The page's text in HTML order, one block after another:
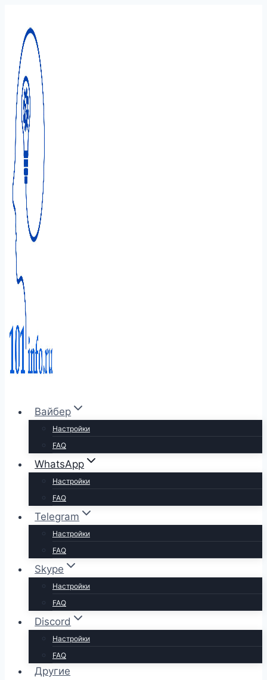
содержимому
Вайбер
Настройки
FAQ
WhatsApp
Настройки
FAQ
Telegram
Настройки
FAQ
Skype
Настройки
FAQ
Discord
Настройки
FAQ
Другие